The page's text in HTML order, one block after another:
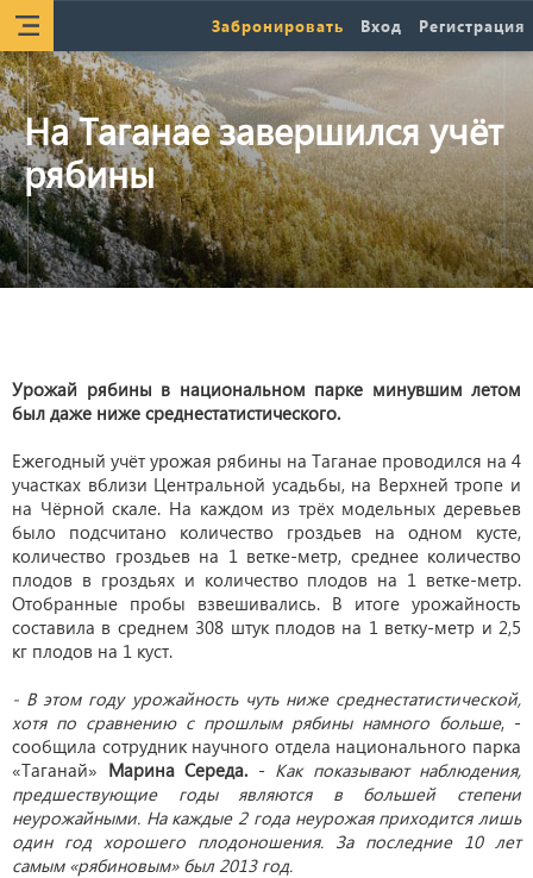
Забронировать Вход Регистрация
На Таганае завершился учёт
рябины
Урожай рябины в национальном парке минувшим летом
был даже ниже среднестатистического.
Ежегодный учёт урожая рябины на Таганае проводился на 4
участках вблизи Центральной усадьбы, на Верхней тропе и
на Чёрной скале. На каждом из трёх модельных деревьев
было подсчитано количество гроздьев на одном кусте,
количество гроздьев на 1 ветке-метр, среднее количество
плодов в гроздьях и количество плодов на 1 ветке-метр.
Отобранные пробы взвешивались. В итоге урожайность
составила в среднем 308 штук плодов на 1 ветку-метр и 2,5
кг плодов на 1 куст.
- В этом году урожайность чуть ниже среднестатистической,
хотя по сравнению с прошлым рябины намного больше, -
сообщила сотрудник научного отдела национального парка
«Таганай» Марина Середа. - Как показывают наблюдения,
предшествующие годы являются в большей степени
неурожайными. На каждые 2 года неурожая приходится лишь
один год хорошего плодоношения. За последние 10 лет
самым «рябиновым» был 2013 год.